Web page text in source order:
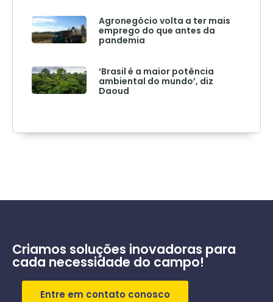
Agronegócio volta a ter mais
emprego do que antes da
pandemia
‘Brasil é a maior potência
ambiental do mundo’, diz
Daoud
Criamos soluções inovadoras para
cada necessidade do campo!
Entre em contato conosco